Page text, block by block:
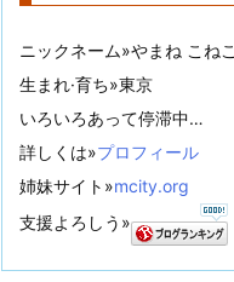
ニックネーム»やまね こねこ
生まれ·育ち»東京
いろいろあって停滞中…
詳しくは»プロフィール
姉妹サイト»mcity.org
支援よろしう»